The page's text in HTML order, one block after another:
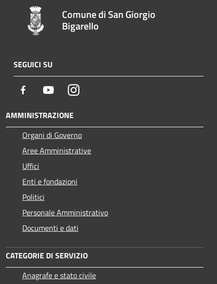
Comune di San Giorgio
Bigarello
SEGUICI SU
Facebook YoutubeInstagram
AMMINISTRAZIONE
Organi di Governo
Aree Amministrative
Uffici
Enti e fondazioni
Politici
Personale Amministrativo
Documenti e dati
CATEGORIE DI SERVIZIO
Anagrafe e stato civile